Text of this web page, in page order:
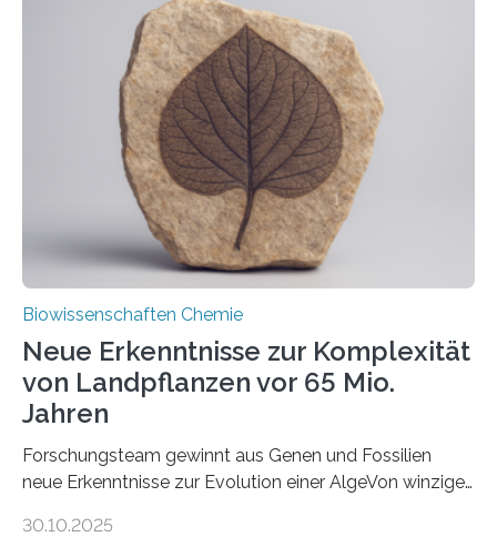
und Dr. Ismaila Francis Yusuf hat nun einen bislang
unbekannten Qualitätskontrollmechanismus des
peroxisomalen Proteintransports in der Bäckerhefe
Saccharomyces cerevisiae entdeckt, der für die
Funktionsfähigkeit der Organellen entscheidend ist. Die
Studie wurde am 28. Oktober 2025 in der
Fachzeitschrift…
Biowissenschaften Chemie
Neue Erkenntnisse zur Komplexität
von Landpflanzen vor 65 Mio.
Jahren
Forschungsteam gewinnt aus Genen und Fossilien
neue Erkenntnisse zur Evolution einer AlgeVon winzigen
Landpflanzen zählen zu den komplexesten
30.10.2025